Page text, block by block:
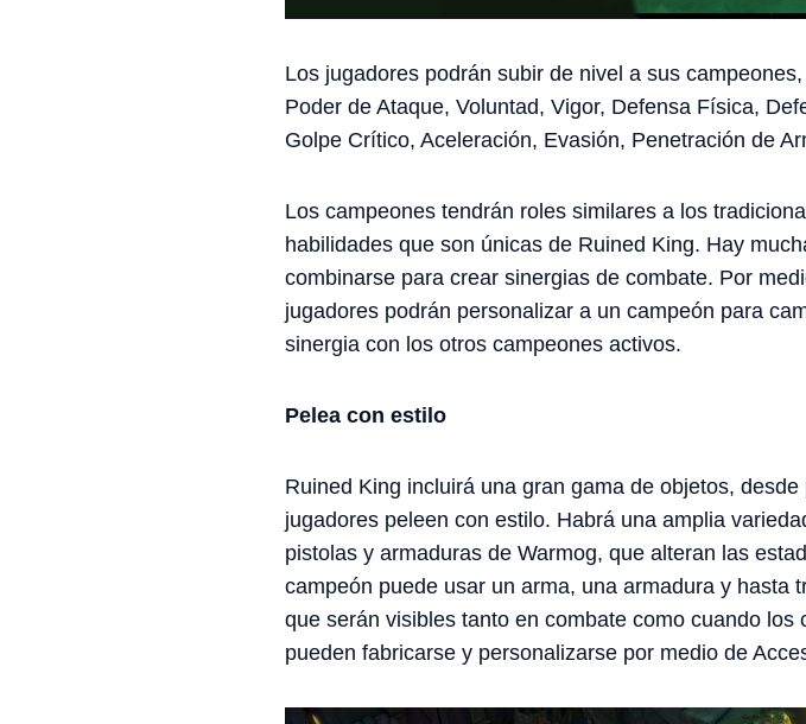
Los jugadores podrán subir de nivel a sus
Poder de Ataque, Voluntad, Vigor, Defensa Física,
Golpe Crítico, Aceleración, Evasión, Penetración de
Los campeones tendrán roles similares a los
habilidades que son únicas de Ruined King. Hay
combinarse para crear sinergias de combate. Por
jugadores podrán personalizar a un campeón para
sinergia con los otros campeones activos.
Pelea con estilo
Ruined King incluirá una gran gama de objetos,
jugadores peleen con estilo. Habrá una amplia
pistolas y armaduras de Warmog, que alteran las
campeón puede usar un arma, una armadura y hasta
que serán visibles tanto en combate como cuando
pueden fabricarse y personalizarse por medio de